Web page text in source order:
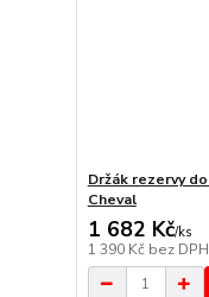
Držák rezervy
Cheval
1 682 Kč/ks
1 390 Kč bez DPH